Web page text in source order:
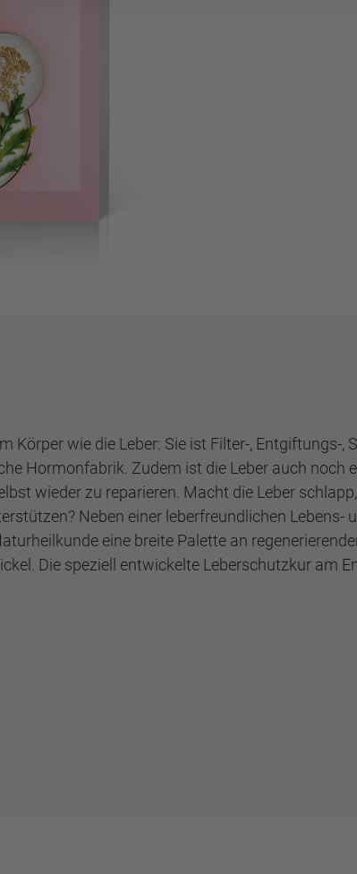
Körper wie die Leber: Sie ist Filter-,
Hormonfabrik. Zudem ist die Leber auch noch
wieder zu reparieren. Macht die Leber
Neben einer leberfreundlichen Lebens-
eine breite Palette an
Die speziell entwickelte Leberschutzkur am